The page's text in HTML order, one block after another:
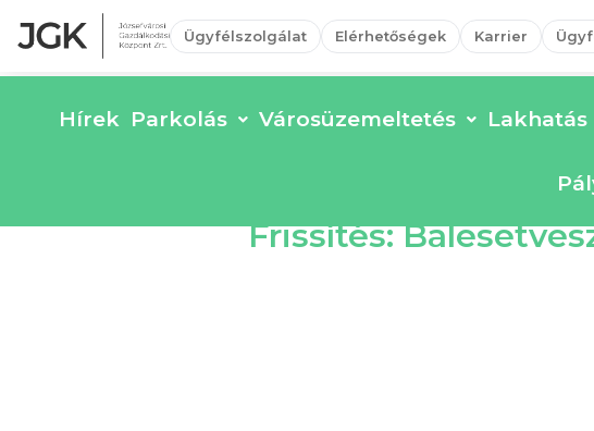
Ügyfélszolgálat Elérhetőségek Karrier
Hírek Parkolás Városüzemeltetés Lakhatás
Frissítés: